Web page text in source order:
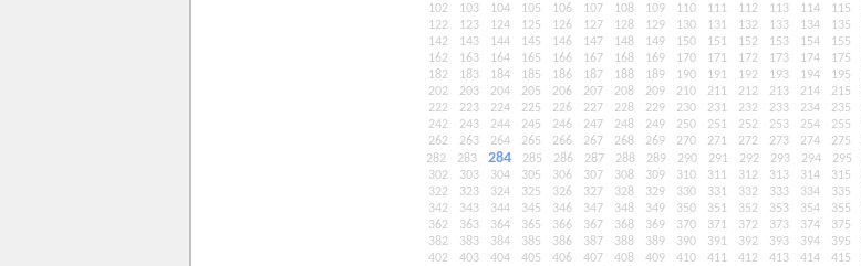
102
103 104 105 106 107 108 109 110 111 112 113 114 115
122
123 124 125 126 127 128 129 130 131 132 133 134 135
142
143 144 145 146 147 148 149 150 151 152 153 154 155
162
163 164 165 166 167 168 169 170 171 172 173 174 175
182
183 184 185 186 187 188 189 190 191 192 193 194 195
202
203 204 205 206 207 208 209 210 211 212 213 214 215
222
223 224 225 226 227 228 229 230 231 232 233 234 235
242
243 244 245 246 247 248 249 250 251 252 253 254 255
262
263 264 265 266 267 268 269 270 271 272 273 274 275
282
283 284 285 286 287 288 289 290 291 292 293 294 295
302
303 304 305 306 307 308 309 310 311 312 313 314 315
322
323 324 325 326 327 328 329 330 331 332 333 334 335
342
343 344 345 346 347 348 349 350 351 352 353 354 355
362
363 364 365 366 367 368 369 370 371 372 373 374 375
382
383 384 385 386 387 388 389 390 391 392 393 394 395
402
403 404 405 406 407 408 409 410 411 412 413 414 415